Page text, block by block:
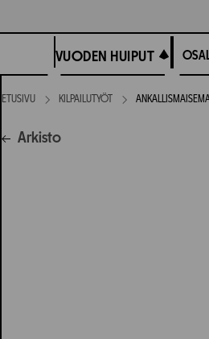
suoraan
VUODEN HUIPUT
VUODEN HUIPUT
ETUSIVU KILPAILUTYÖT
Arkisto